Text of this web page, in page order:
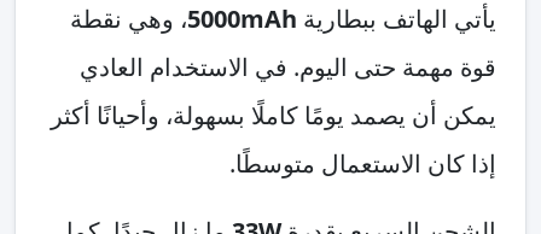
يأتي الهاتف ببطارية 5000mAh، وهي نقطة
قوة مهمة حتى اليوم. في الاستخدام العادي
يمكن أن يصمد يومًا كاملًا بسهولة، وأحيانًا أكثر
إذا كان الاستعمال متوسطًا.